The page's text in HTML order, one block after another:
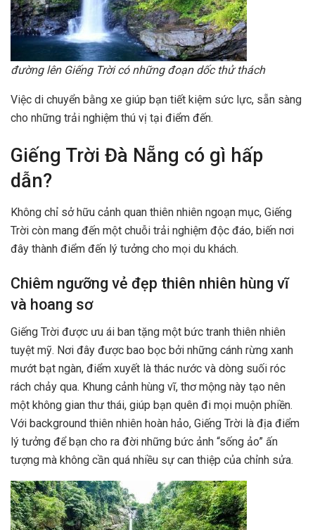
đường lên Giếng Trời có những đoạn dốc thử thách
Việc di chuyển bằng xe giúp bạn tiết kiệm sức lực, sẵn sàng
cho những trải nghiệm thú vị tại điểm đến.
Giếng Trời Đà Nẵng có gì hấp
dẫn?
Không chỉ sở hữu cảnh quan thiên nhiên ngoạn mục, Giếng
Trời còn mang đến một chuỗi trải nghiệm độc đáo, biến nơi
đây thành điểm đến lý tưởng cho mọi du khách.
Chiêm ngưỡng vẻ đẹp thiên nhiên hùng vĩ
và hoang sơ
Giếng Trời được ưu ái ban tặng một bức tranh thiên nhiên
tuyệt mỹ. Nơi đây được bao bọc bởi những cánh rừng xanh
mướt bạt ngàn, điểm xuyết là thác nước và dòng suối róc
rách chảy qua. Khung cảnh hùng vĩ, thơ mộng này tạo nên
một không gian thư thái, giúp bạn quên đi mọi muộn phiền.
Với background thiên nhiên hoàn hảo, Giếng Trời là địa điểm
lý tưởng để bạn cho ra đời những bức ảnh “sống ảo” ấn
tượng mà không cần quá nhiều sự can thiệp của chỉnh sửa.